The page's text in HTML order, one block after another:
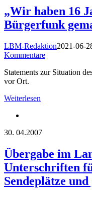
„Wir haben 16
Bürgerfunk
LBM-Redaktion2021-06-
Kommentare
Statements zur Situation
vor Ort.
Weiterlesen
30. 04.2007
Übergabe im
Unterschriften
Sendeplätze und